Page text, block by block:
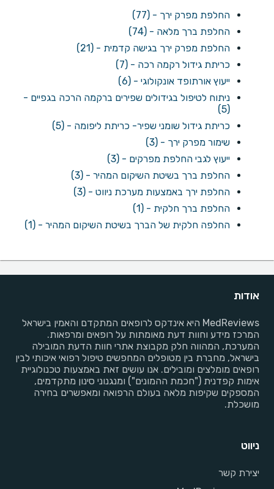
החלפת מפרק ירך - (77)
החלפת ברך מלאה - (74)
החלפת מפרק ירך בגישה קדמית - (21)
כריתת גידול רקמה רכה - (7)
ייעוץ אורתופד אונקולוגי - (6)
ניתוח לטיפול בגידולים שפירים ברקמה הרכה בגפיים -
(5)
כריתת גידול שומני שפיר- כריתת ליפומה - (5)
שימור מפרק ירך - (3)
ייעוץ לגבי החלפת מפרקים - (3)
החלפת ברך בשיטת השיקום המהיר - (3)
החלפת ירך באמצעות מערכת ניווט - (3)
החלפת ברך חלקית - (1)
החלפה חלקית של הברך בשיטת השיקום המהיר - (1)
אודות
MedReviews היא אינדקס לרופאים המתקדם והאמין בישראל
המרכז מידע וחוות דעת מאומתות על רופאים ומרפאות.
המערכת, המהווה חלק מקבוצת אתרי חוות הדעת המובילה
בישראל, מחברת בין מטופלים המחפשים טיפול רפואי איכותי לבין
רופאים מומלצים ומובילים. אנו עושים זאת באמצעות טכנולוגיית
אימות קפדנית ("חכמת ההמונים") ומנגנוני סינון מתקדמים,
המספקים שקיפות מלאה בעולם הרפואה ומאפשרים בחירה
מושכלת.
ניווט
יצירת קשר